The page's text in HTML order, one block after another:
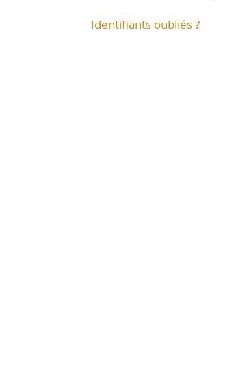
Identifiants oubliés ?